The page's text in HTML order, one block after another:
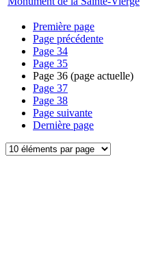
Première page
Page précédente
Page 34
Page 35
Page 36 (page actuelle)
Page 37
Page 38
Page suivante
Dernière page